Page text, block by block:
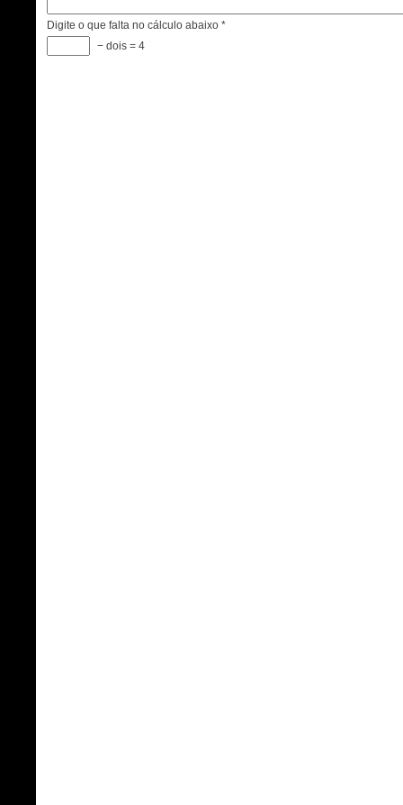
Digite o que falta no cálculo abaixo *
− dois = 4